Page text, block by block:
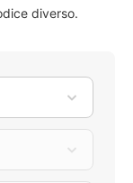
diverso.